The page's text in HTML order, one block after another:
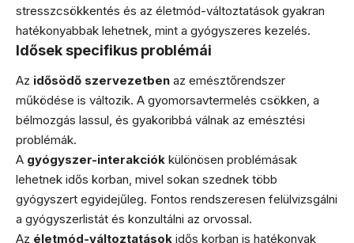
stresszcsökkentés és az életmód-változtatások gyakran
hatékonyabbak lehetnek, mint a gyógyszeres kezelés.
Idősek specifikus problémái
Az idősödő szervezetben az emésztőrendszer
működése is változik. A gyomorsavtermelés csökken, a
bélmozgás lassul, és gyakoribbá válnak az emésztési
problémák.
A gyógyszer-interakciók különösen problémásak
lehetnek idős korban, mivel sokan szednek több
gyógyszert egyidejűleg. Fontos rendszeresen felülvizsgálni
a gyógyszerlistát és konzultálni az orvossal.
Az életmód-változtatások idős korban is hatékonyak